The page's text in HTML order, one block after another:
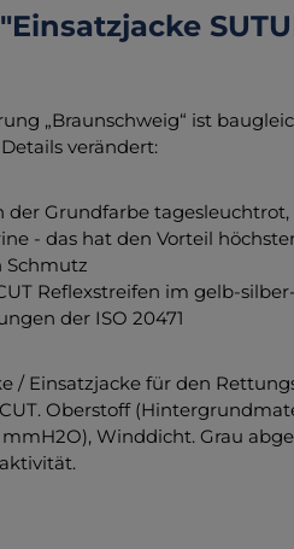
„Braunschweig“ ist
verändert:
der Grundfarbe
- das hat den Vorteil
Schmutz
Reflexstreifen im gelb-
der ISO 20471
/ Einsatzjacke für den
Oberstoff
Winddicht. Grau